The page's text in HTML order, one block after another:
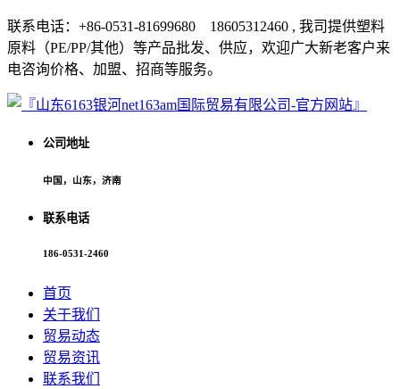
联系电话：+86-0531-81699680 18605312460 , 我司提供塑料
原料（PE/PP/其他）等产品批发、供应，欢迎广大新老客户来
电咨询价格、加盟、招商等服务。
公司地址
中国，山东，济南
联系电话
186-0531-2460
首页
关于我们
贸易动态
贸易资讯
联系我们